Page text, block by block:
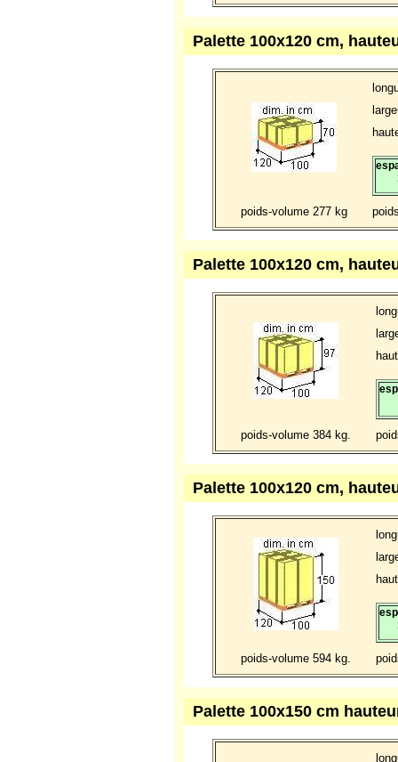
Palette 100x120 cm,
poids-volume 277 kg
Palette 100x120 cm,
poids-volume 384 kg.
Palette 100x120 cm,
poids-volume 594 kg.
Palette 100x150 cm